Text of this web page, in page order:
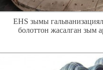
EHS зымы
болоттон жасалган зым